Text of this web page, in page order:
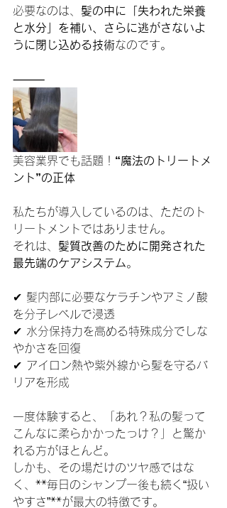
必要なのは、 髪の中に「失われた栄養
と水分」を補い、さらに逃がさないよ
うに閉じ込める技術なのです。
⸻
美容業界でも話題！ “魔法のトリートメ
ント”の正体
私たちが導入しているのは、ただのト
リートメントではありません。
それは、 髪質改善のために開発された
最先端のケアシステム。
✔ 髪内部に必要なケラチンやアミノ酸
を分子レベルで浸透
✔ 水分保持力を高める特殊成分でしな
やかさを回復
✔ アイロン熱や紫外線から髪を守るバ
リアを形成
一度体験すると、「あれ？私の髪って
こんなに柔らかかったっけ？」と驚か
れる方がほとんど。
しかも、その場だけのツヤ感ではな
く、**毎日のシャンプー後も続く“扱い
やすさ”**が最大の特徴です。